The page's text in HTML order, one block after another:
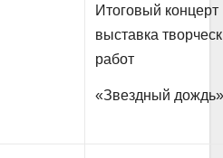
Итоговый концерт
выставка
работ
«Звездный